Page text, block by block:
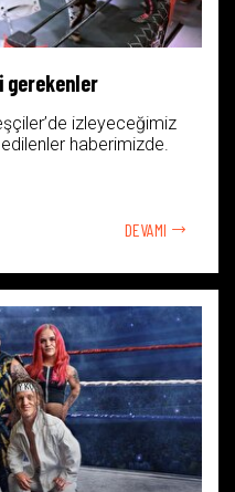
gerekenler
izleyeceğimiz
haberimizde.
DEVAMI